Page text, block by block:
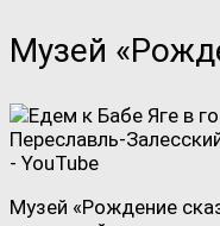
Музей
Музей «Рождение